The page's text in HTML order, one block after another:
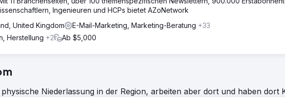
Ingenieuren und HCPs bietet AZoNetwork
United Kingdom
E-Mail-Marketing, Marketing-Beratung +33
Herstellung +2 Ab $5,000
Niederlassung in der Region, arbeiten aber dort und haben dort